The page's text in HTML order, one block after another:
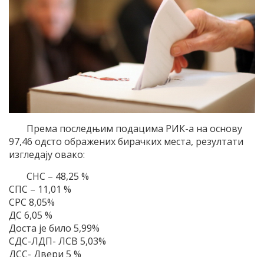
Према последњим подацима РИК-а на основу
97,46 одсто ображених бирачких места, резултати
изгледају овако:
СНС – 48,25 %
СПС – 11,01 %
СРС 8,05%
ДС 6,05 %
Доста је било 5,99%
СДС-ЛДП- ЛСВ 5,03%
ДСС- Двери 5 %